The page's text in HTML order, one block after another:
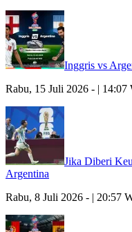
Inggris vs
Rabu, 15 Juli 2026 - | 14:07
Jika Diberi
Argentina
Rabu, 8 Juli 2026 - | 20:57